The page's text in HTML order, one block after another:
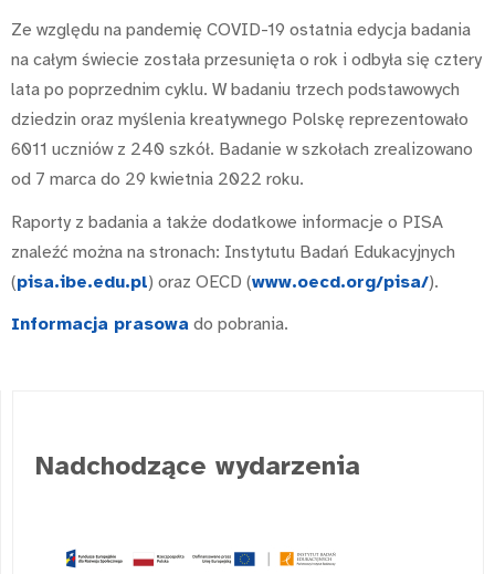
Ze względu na pandemię COVID-19 ostatnia edycja badania
na całym świecie została przesunięta o rok i odbyła się cztery
lata po poprzednim cyklu. W badaniu trzech podstawowych
dziedzin oraz myślenia kreatywnego Polskę reprezentowało
6011 uczniów z 240 szkół. Badanie w szkołach zrealizowano
od 7 marca do 29 kwietnia 2022 roku.
Raporty z badania a także dodatkowe informacje o PISA
znaleźć można na stronach: Instytutu Badań Edukacyjnych
(pisa.ibe.edu.pl) oraz OECD (www.oecd.org/pisa/).
Informacja prasowa do pobrania.
Nadchodzące wydarzenia